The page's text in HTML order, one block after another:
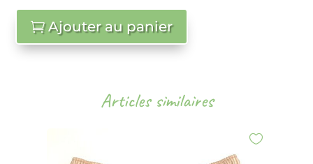
Ajouter au panier
Articles similaires